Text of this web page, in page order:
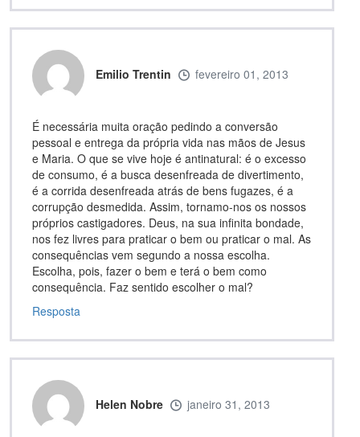
Emilio Trentin fevereiro 01, 2013
É necessária muita oração pedindo a conversão
pessoal e entrega da própria vida nas mãos de Jesus
e Maria. O que se vive hoje é antinatural: é o excesso
de consumo, é a busca desenfreada de divertimento,
é a corrida desenfreada atrás de bens fugazes, é a
corrupção desmedida. Assim, tornamo-nos os nossos
próprios castigadores. Deus, na sua infinita bondade,
nos fez livres para praticar o bem ou praticar o mal. As
consequências vem segundo a nossa escolha.
Escolha, pois, fazer o bem e terá o bem como
consequência. Faz sentido escolher o mal?
Resposta
Helen Nobre janeiro 31, 2013